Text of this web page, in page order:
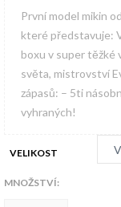
První model mikin
které představuje:
boxu v super těžké
světa, mistrovství
zápasů: – 5ti
vyhraných!
VELIKOST
MNOŽSTVÍ: